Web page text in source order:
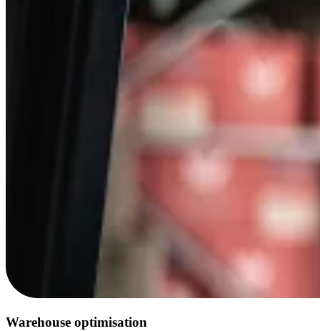
Warehouse optimisation